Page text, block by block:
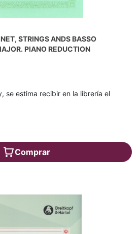
STRINGS ANDS BASSO
PIANO REDUCTION
se estima recibir en la librería el
Comprar